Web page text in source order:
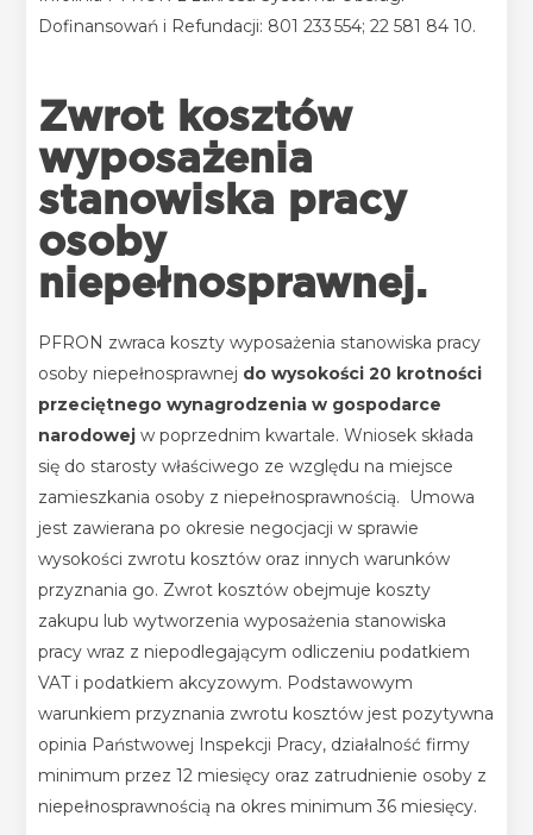
Dofinansowań i Refundacji: 801 233554;22 581 84 10.
Zwrot kosztów
wyposażenia
stanowiska pracy
osoby
niepełnosprawnej.
PFRON zwraca koszty wyposażenia stanowiska pracy
osoby niepełnosprawnej do wysokości 20 krotności
przeciętnego wynagrodzenia w gospodarce
narodowej w poprzednim kwartale. Wniosek składa
się do starosty właściwego ze względu na miejsce
zamieszkania osoby z niepełnosprawnością.
Umowa
jest zawierana po okresie negocjacji w sprawie
wysokości zwrotu kosztów oraz innych warunków
przyznania go. Zwrot kosztów obejmuje koszty
zakupu lub wytworzenia wyposażenia stanowiska
pracy wraz z niepodlegającym odliczeniu podatkiem
VAT i podatkiem akcyzowym. Podstawowym
warunkiem przyznania zwrotu kosztów jest pozytywna
opinia Państwowej Inspekcji Pracy, działalność firmy
minimum przez 12 miesięcy oraz zatrudnienie osoby z
niepełnosprawnością na okres minimum 36 miesięcy.